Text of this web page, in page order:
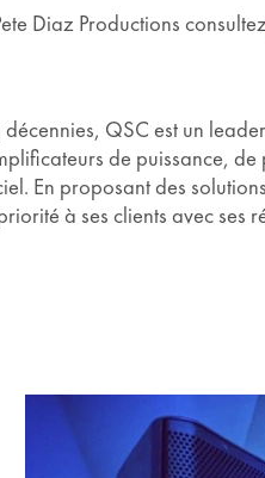
Diaz Productions
QSC est un
de puissance,
En proposant des
à ses clients avec ses